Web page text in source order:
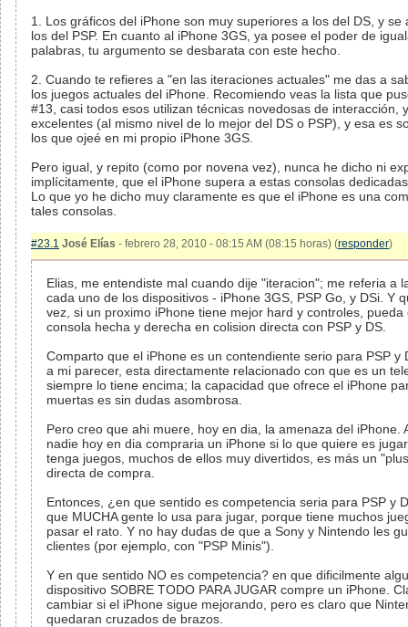
1. Los gráficos del iPhone son muy superiores a los del DS, y se
los del PSP. En cuanto al iPhone 3GS, ya posee el poder de
palabras, tu argumento se desbarata con este hecho.
2. Cuando te refieres a "en las iteraciones actuales" me das a
los juegos actuales del iPhone. Recomiendo veas la lista que
#13, casi todos esos utilizan técnicas novedosas de interacción,
excelentes (al mismo nivel de lo mejor del DS o PSP), y esa es
los que ojeé en mi propio iPhone 3GS.
Pero igual, y repito (como por novena vez), nunca he dicho ni
implícitamente, que el iPhone supera a estas consolas
Lo que yo he dicho muy claramente es que el iPhone es una
tales consolas.
#23.1 José Elías - febrero 28, 2010 - 08:15 AM (08:15 horas) (responder)
Elias, me entendiste mal cuando dije "iteracion"; me referia a
cada uno de los dispositivos - iPhone 3GS, PSP Go, y DSi. Y
vez, si un proximo iPhone tiene mejor hard y controles,
consola hecha y derecha en colision directa con PSP y DS.
Comparto que el iPhone es un contendiente serio para PSP y
a mi parecer, esta directamente relacionado con que es un
siempre lo tiene encima; la capacidad que ofrece el iPhone
muertas es sin dudas asombrosa.
Pero creo que ahi muere, hoy en dia, la amenaza del iPhone.
nadie hoy en dia compraria un iPhone si lo que quiere es
tenga juegos, muchos de ellos muy divertidos, es más un
directa de compra.
Entonces, ¿en que sentido es competencia seria para PSP y
que MUCHA gente lo usa para jugar, porque tiene muchos
pasar el rato. Y no hay dudas de que a Sony y Nintendo les
clientes (por ejemplo, con "PSP Minis").
Y en que sentido NO es competencia? en que dificilmente
dispositivo SOBRE TODO PARA JUGAR compre un iPhone.
cambiar si el iPhone sigue mejorando, pero es claro que
quedaran cruzados de brazos.